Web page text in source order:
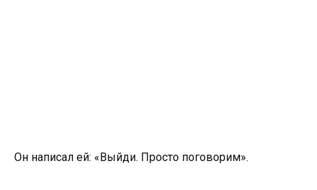
Он написал ей: «Выйди. Просто поговорим».